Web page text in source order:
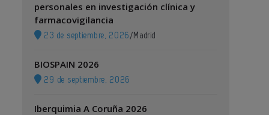
personales en investigación clínica y
farmacovigilancia
23 de septiembre, 2026 / Madrid
BIOSPAIN 2026
29 de septiembre, 2026
Iberquimia A Coruña 2026